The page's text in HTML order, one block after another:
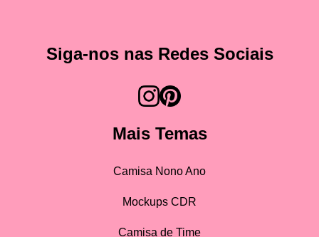
Siga-nos nas Redes Sociais
Mais Temas
Camisa Nono Ano
Mockups CDR
Camisa de Time